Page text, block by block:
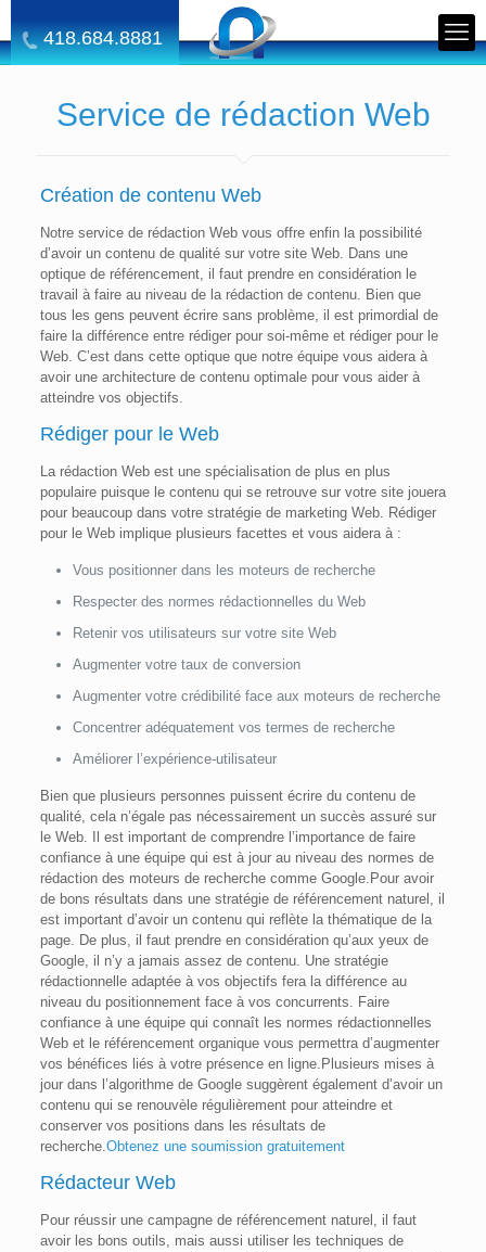
418.684.8881
Service de rédaction Web
Création de contenu Web
Notre service de rédaction Web vous offre enfin la possibilité
d’avoir un contenu de qualité sur votre site Web. Dans une
optique de référencement, il faut prendre en considération le
travail à faire au niveau de la rédaction de contenu. Bien que
tous les gens peuvent écrire sans problème, il est primordial de
faire la différence entre rédiger pour soi-même et rédiger pour le
Web. C’est dans cette optique que notre équipe vous aidera à
avoir une architecture de contenu optimale pour vous aider à
atteindre vos objectifs.
Rédiger pour le Web
La rédaction Web est une spécialisation de plus en plus
populaire puisque le contenu qui se retrouve sur votre site jouera
pour beaucoup dans votre stratégie de marketing Web. Rédiger
pour le Web implique plusieurs facettes et vous aidera à :
Vous positionner dans les moteurs de recherche
Respecter des normes rédactionnelles du Web
Retenir vos utilisateurs sur votre site Web
Augmenter votre taux de conversion
Augmenter votre crédibilité face aux moteurs de recherche
Concentrer adéquatement vos termes de recherche
Améliorer l’expérience-utilisateur
Bien que plusieurs personnes puissent écrire du contenu de
qualité, cela n’égale pas nécessairement un succès assuré sur
le Web. Il est important de comprendre l’importance de faire
confiance à une équipe qui est à jour au niveau des normes de
rédaction des moteurs de recherche comme Google.Pour avoir
de bons résultats dans une stratégie de référencement naturel, il
est important d’avoir un contenu qui reflète la thématique de la
page. De plus, il faut prendre en considération qu’aux yeux de
Google, il n’y a jamais assez de contenu. Une stratégie
rédactionnelle adaptée à vos objectifs fera la différence au
niveau du positionnement face à vos concurrents. Faire
confiance à une équipe qui connaît les normes rédactionnelles
Web et le référencement organique vous permettra d’augmenter
vos bénéfices liés à votre présence en ligne.Plusieurs mises à
jour dans l’algorithme de Google suggèrent également d’avoir un
contenu qui se renouvèle régulièrement pour atteindre et
conserver vos positions dans les résultats de
recherche.Obtenez une soumission gratuitement
Rédacteur Web
Pour réussir une campagne de référencement naturel, il faut
avoir les bons outils, mais aussi utiliser les techniques de